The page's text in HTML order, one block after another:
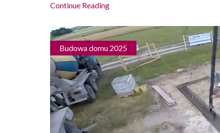
Continue Reading
Budowa domu 2025